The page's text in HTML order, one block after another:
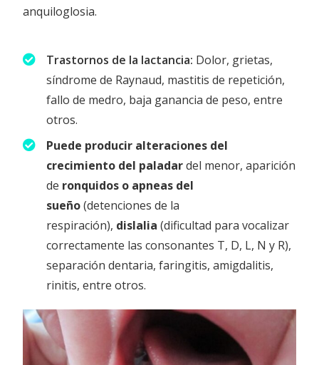
anquiloglosia.
Trastornos de la lactancia: Dolor, grietas,
síndrome de Raynaud, mastitis de repetición,
fallo de medro, baja ganancia de peso, entre
otros.
Puede producir alteraciones del
crecimiento del paladardel menor, aparición
de ronquidos o apneas del
sueño(detenciones de la
respiración), dislalia (dificultad para vocalizar
correctamente las consonantes T, D, L, N y R),
separación dentaria, faringitis, amigdalitis,
rinitis, entre otros.